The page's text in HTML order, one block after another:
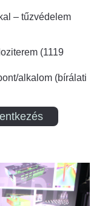
– tűzvédelem
(1119
alkalom (bírálati